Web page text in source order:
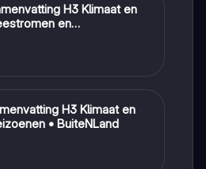
H3 Klimaat en
en
H3 Klimaat en
• BuiteNLand